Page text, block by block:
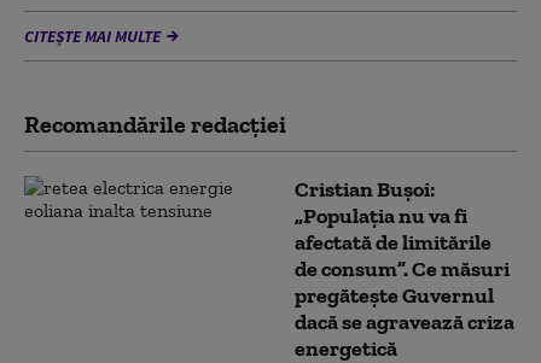
CITEȘTE MAI MULTE
Recomandările redacţiei
Cristian Bușoi:
„Populația nu va fi
afectată de limitările
de consum”. Ce măsuri
pregătește Guvernul
dacă se agravează criza
energetică